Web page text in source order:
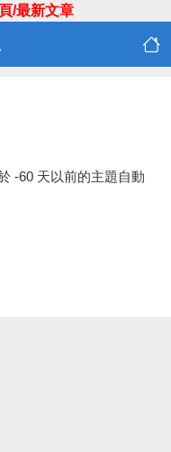
/最新文章
-60 天以前的主題自動